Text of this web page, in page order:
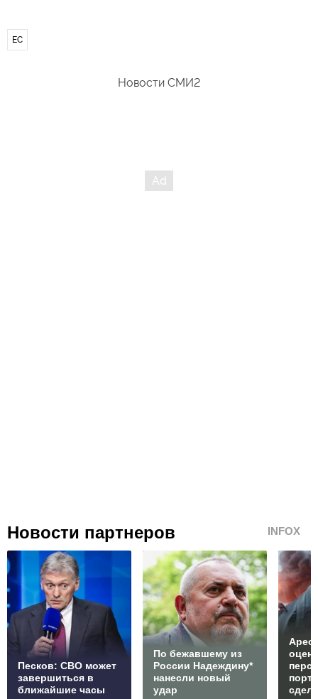
ЕС
Новости СМИ2
Новости партнеров INFOX
Песков: СВО может
завершиться в
ближайшие часы
По бежавшему из
России Надеждину*
нанесли новый
удар